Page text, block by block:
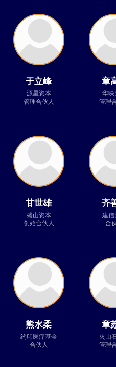
于立峰
源星资本
管理合伙人
章
华映
管理
甘世雄
盛山资本
创始合伙人
齐
建信
合
熊水柔
约印医疗基金
合伙人
章
火山
管理